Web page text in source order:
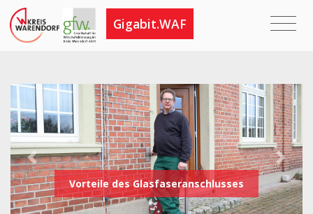
Gigabit.WAF
Vorteile des Glasfaseranschlusses
Previous Next